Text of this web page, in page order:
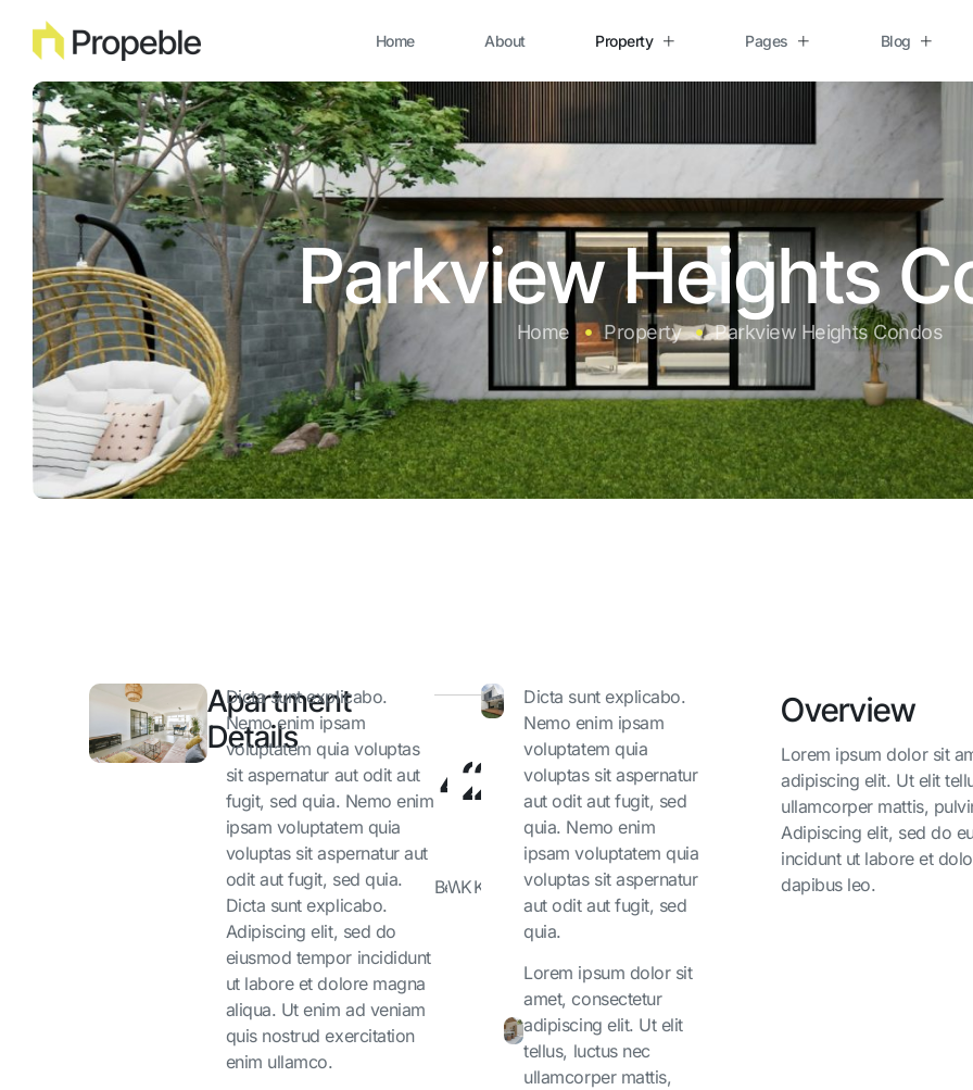
Home About Property Pages Blog
Parkview Heights
Home Property Parkview Heights Condos
Apartment
Details
Dicta sunt explicabo.
Nemo enim ipsam
voluptatem quia voluptas
sit aspernatur aut odit aut
fugit, sed quia. Nemo enim
ipsam voluptatem quia
voluptas sit aspernatur aut
odit aut fugit, sed quia.
Dicta sunt explicabo.
Adipiscing elit, sed do
eiusmod tempor incididunt
ut labore et dolore magna
aliqua. Ut enim ad veniam
quis nostrud exercitation
enim ullamco.
40
Bedroom
31
Workspace
22
Kitchen
22
Kitchen
Dicta sunt explicabo.
Nemo enim ipsam
voluptatem quia
voluptas sit aspernatur
aut odit aut fugit, sed
quia. Nemo enim
ipsam voluptatem quia
voluptas sit aspernatur
aut odit aut fugit, sed
quia.
Lorem ipsum dolor sit
amet, consectetur
adipiscing elit. Ut elit
tellus, luctus nec
ullamcorper mattis,
Overview
Lorem ipsum dolor sit
adipiscing elit. Ut elit
ullamcorper mattis,
Adipiscing elit, sed do
incidunt ut labore et
dapibus leo.